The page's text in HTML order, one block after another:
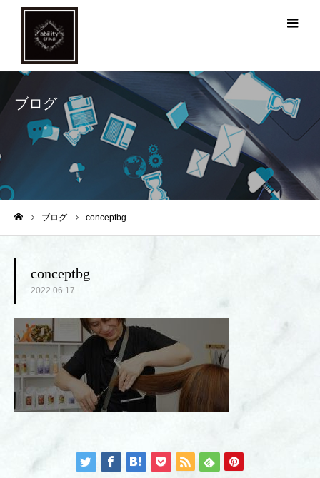
ブログ
ブログ conceptbg
conceptbg
2022.06.17